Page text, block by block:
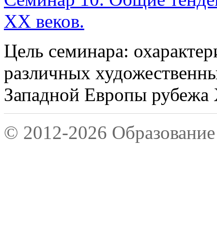
XX веков.
Цель семинара:
различных
Западной Европы
© 2012-2026 Образование